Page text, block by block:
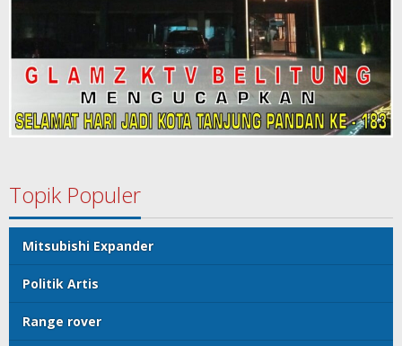
Topik Populer
Mitsubishi Expander
Politik Artis
Range rover